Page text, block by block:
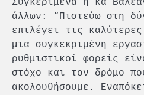
άλλων: “Πιστεύω στη
επιλέγει τις
μια συγκεκριμένη
ρυθμιστικοί φορείς
στόχο και τον δρόμο
ακολουθήσουμε.